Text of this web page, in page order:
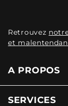
Retrouvez
et
A PROPOS
SERVICES